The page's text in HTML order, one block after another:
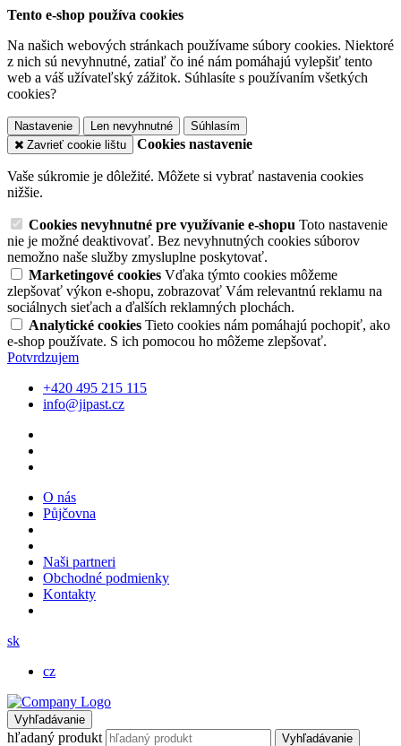
Tento e-shop používa cookies
Na našich webových stránkach používame súbory cookies. Niektoré
z nich sú nevyhnutné, zatiaľ čo iné nám pomáhajú vylepšiť tento
web a váš užívateľský zážitok. Súhlasíte s používaním všetkých
cookies?
Nastavenie Len nevyhnutné
Súhlasím
Zavrieť cookie lištu
Cookies nastavenie
Vaše súkromie je dôležité. Môžete si vybrať nastavenia cookies
nižšie.
Cookies nevyhnutné pre využívanie e-shopu Toto nastavenie
nie je možné deaktivovať. Bez nevyhnutných cookies súborov
nemožno naše služby zmysluplne poskytovať.
Marketingové cookies Vďaka týmto cookies môžeme
zlepšovať výkon e-shopu, zobrazovať Vám relevantnú reklamu na
sociálnych sieťach a ďalších reklamných plochách.
Analytické cookies Tieto cookies nám pomáhajú pochopiť, ako
e-shop používate. S ich pomocou ho môžeme zlepšovať.
Potvrdzujem
+420 495 215 115
info@jipast.cz
O nás
Půjčovna
Naši partneri
Obchodné podmienky
Kontakty
sk
cz
Vyhľadávanie
hľadaný produkt Vyhľadávanie